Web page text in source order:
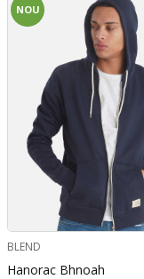
NOU
BLEND
Hanorac Bhnoah